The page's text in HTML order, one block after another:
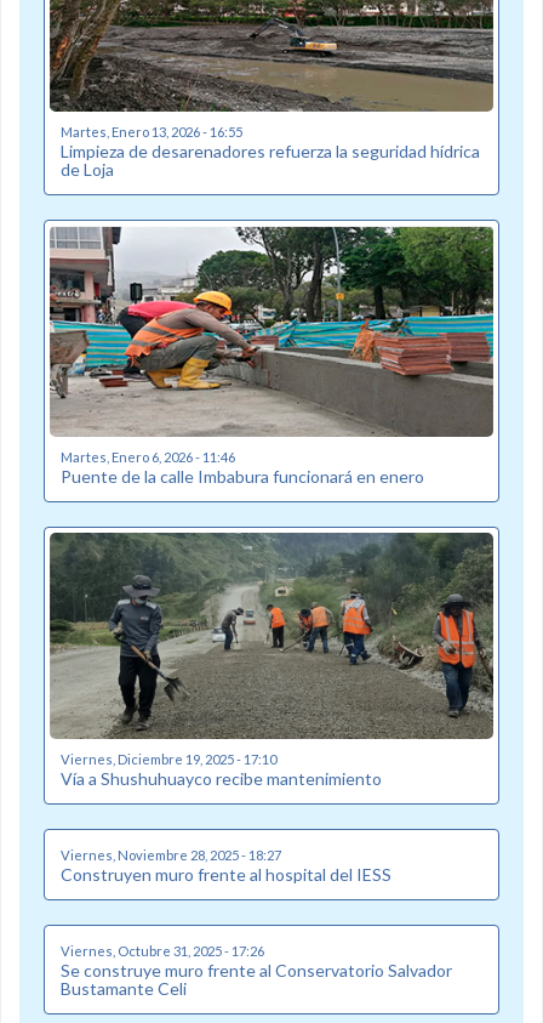
Martes, Enero 13, 2026 - 16:55
Limpieza de desarenadores refuerza la seguridad hídrica
de Loja
Martes, Enero 6, 2026 - 11:46
Puente de la calle Imbabura funcionará en enero
Viernes, Diciembre 19, 2025 - 17:10
Vía a Shushuhuayco recibe mantenimiento
Viernes, Noviembre 28, 2025 - 18:27
Construyen muro frente al hospital del IESS
Viernes, Octubre 31, 2025 - 17:26
Se construye muro frente al Conservatorio Salvador
Bustamante Celi